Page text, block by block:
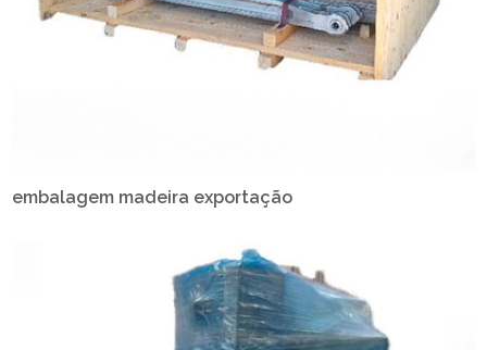
embalagem madeira exportação